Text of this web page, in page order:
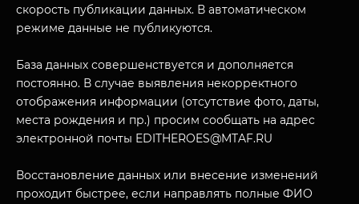
МУЗЕЙНЫЙ КОМПЛЕКС
ПОСЕТИТЕЛЯМ
скорость публикации данных. В автоматическом
режиме данные не публикуются.
База данных совершенствуется и дополняется
постоянно. В случае выявления некорректного
отображения информации (отсутствие фото, даты,
места рождения и пр.) просим сообщать на адрес
электронной почты EDITHEROES@MTAF.RU
Восстановление данных или внесение изменений
проходит быстрее, если направлять полные ФИО